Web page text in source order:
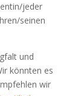
jeder
seinen
und
könnten es
wir